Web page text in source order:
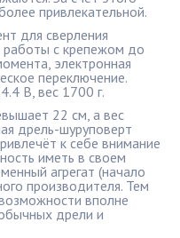
привлекательной.
для сверления
с крепежом до
электронная
переключение.
В, вес 1700 г.
22 см, а вес
дрель-шуруповерт
к себе внимание
иметь в своем
агрегат (начало
производителя. Тем
вполне
дрели и